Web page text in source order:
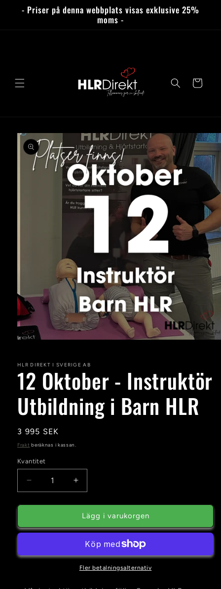
vidare
- Priser på denna webbplats visas exklusive 25%
moms -
Varukorg
vidare till
i
modalfönster
HLR DIREKT I SVERIGE AB
12 Oktober - Instruktör
Utbildning i Barn HLR
Ordinarie
pris
3 995 SEK
Frakt beräknas i kassan.
Kvantitet
Kvantitet
Minska
kvantitet
för
Oktober
Utbildning
Öka
kvantitet
för
12
Oktober
Instruktör
Utbildning
Lägg i varukorgen
Fler betalningsalternativ